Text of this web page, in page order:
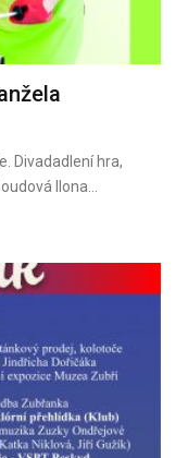
Divadadlení hra,
Ilona…